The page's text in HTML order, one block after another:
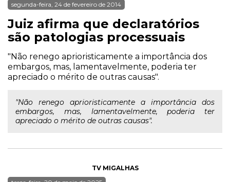
segunda-feira, 24 de fevereiro de 2014
Juiz afirma que declaratórios
são patologias processuais
"Não renego aprioristicamente a importância dos
embargos, mas, lamentavelmente, poderia ter
apreciado o mérito de outras causas".
"Não renego aprioristicamente a importância dos
embargos, mas, lamentavelmente, poderia ter
apreciado o mérito de outras causas".
TV MIGALHAS